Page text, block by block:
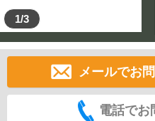
1/3
メールでお
電話でお